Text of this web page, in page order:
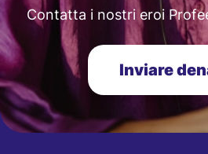
Contatta i nostri eroi
Inviare